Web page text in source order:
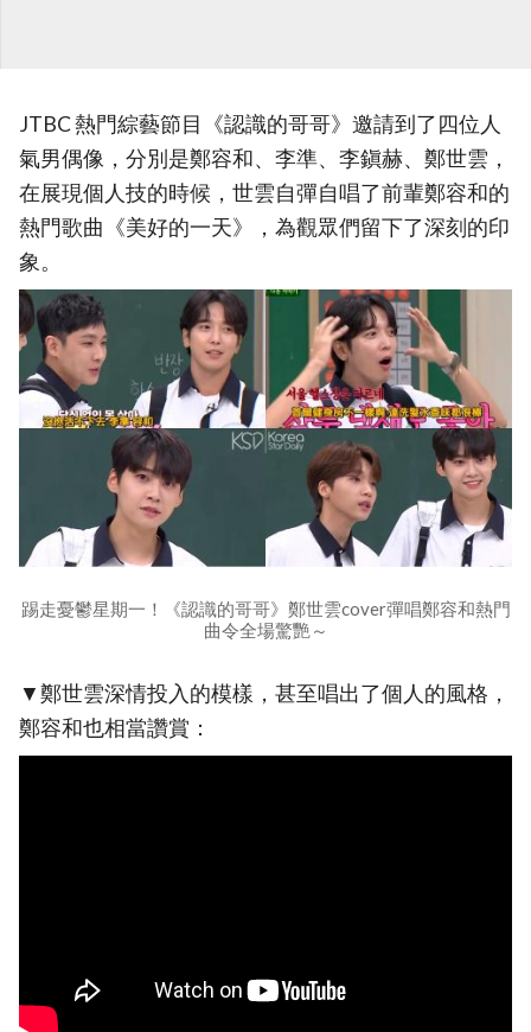
JTBC 熱門綜藝節目《認識的哥哥》邀請到了四位人
氣男偶像，分別是鄭容和、李準、李鎭赫、鄭世雲，
在展現個人技的時候，世雲自彈自唱了前輩鄭容和的
熱門歌曲《美好的一天》，為觀眾們留下了深刻的印
象。
踢走憂鬱星期一！《認識的哥哥》鄭世雲cover彈唱鄭容和熱門
曲令全場驚艷～
▼鄭世雲深情投入的模樣，甚至唱出了個人的風格，
鄭容和也相當讚賞：